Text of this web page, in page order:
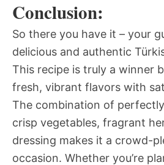
Conclusion:
So there you have it – your
delicious and authentic
This recipe is truly a winner
fresh, vibrant flavors with
The combination of
crisp vegetables, fragrant
dressing makes it a crowd-
occasion. Whether you’re